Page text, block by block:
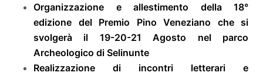
Organizzazione e allestimento della 18°
edizione del Premio Pino Veneziano che si
svolgerà il 19-20-21 Agosto nel parco
Archeologico di Selinunte
Realizzazione di incontri letterari e